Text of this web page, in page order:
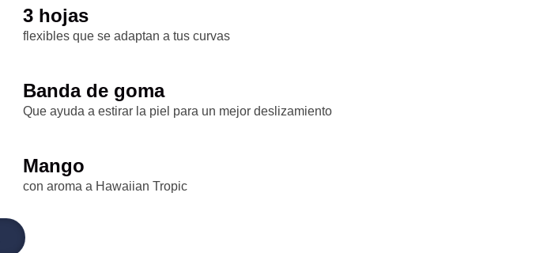
3 hojas
flexibles que se adaptan a tus curvas
Banda de goma
Que ayuda a estirar la piel para un mejor deslizamiento
Mango
con aroma a Hawaiian Tropic